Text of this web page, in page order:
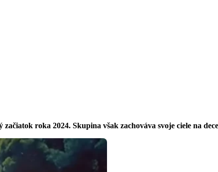
roka 2024. Skupina však zachováva svoje ciele na